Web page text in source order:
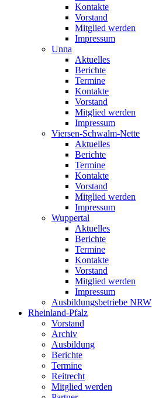
Kontakte
Vorstand
Mitglied werden
Impressum
Unna
Aktuelles
Berichte
Termine
Kontakte
Vorstand
Mitglied werden
Impressum
Viersen-Schwalm-Nette
Aktuelles
Berichte
Termine
Kontakte
Vorstand
Mitglied werden
Impressum
Wuppertal
Aktuelles
Berichte
Termine
Kontakte
Vorstand
Mitglied werden
Impressum
Ausbildungsbetriebe NRW
Rheinland-Pfalz
Vorstand
Archiv
Ausbildung
Berichte
Termine
Reitrecht
Mitglied werden